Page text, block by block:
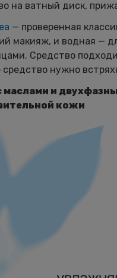
на ватный диск,
— проверенная
макияж, и водная —
Средство
нужно
маслами и
кожи